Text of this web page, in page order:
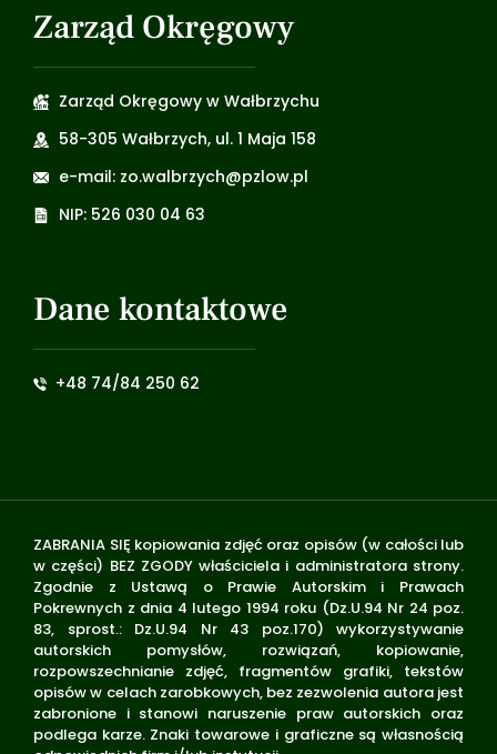
Zarząd Okręgowy
Zarząd Okręgowy w Wałbrzychu
58-305 Wałbrzych, ul. 1 Maja 158
e-mail: zo.walbrzych@pzlow.pl
NIP: 526 030 04 63
Dane kontaktowe
+48 74/84 250 62
ZABRANIA SIĘ kopiowania zdjęć oraz opisów (w całości lub
w części) BEZ ZGODY właściciela i administratora strony.
Zgodnie z Ustawą o Prawie Autorskim i Prawach
Pokrewnych z dnia 4 lutego 1994 roku (Dz.U.94 Nr 24 poz.
83, sprost.: Dz.U.94 Nr 43 poz.170) wykorzystywanie
autorskich pomysłów, rozwiązań, kopiowanie,
rozpowszechnianie zdjęć, fragmentów grafiki, tekstów
opisów w celach zarobkowych, bez zezwolenia autora jest
zabronione i stanowi naruszenie praw autorskich oraz
podlega karze. Znaki towarowe i graficzne są własnością